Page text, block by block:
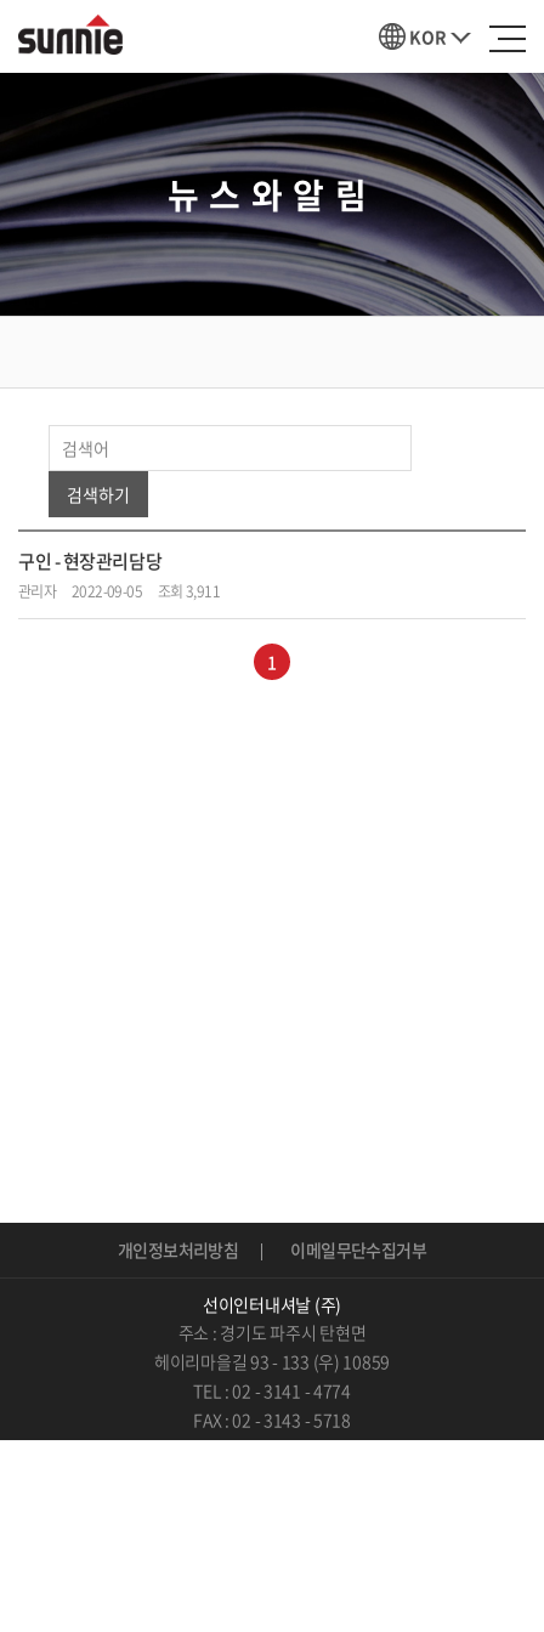
KOR
뉴스와알림
검색하기
구인 - 현장관리담당
관리자 2022-09-05 조회 3,911
1
개인정보처리방침 이메일무단수집거부
선이인터내셔날 (주)
주소 : 경기도 파주시 탄현면
헤이리마을길 93 - 133 (우) 10859
TEL : 02 - 3141 - 4774
FAX : 02 - 3143 - 5718